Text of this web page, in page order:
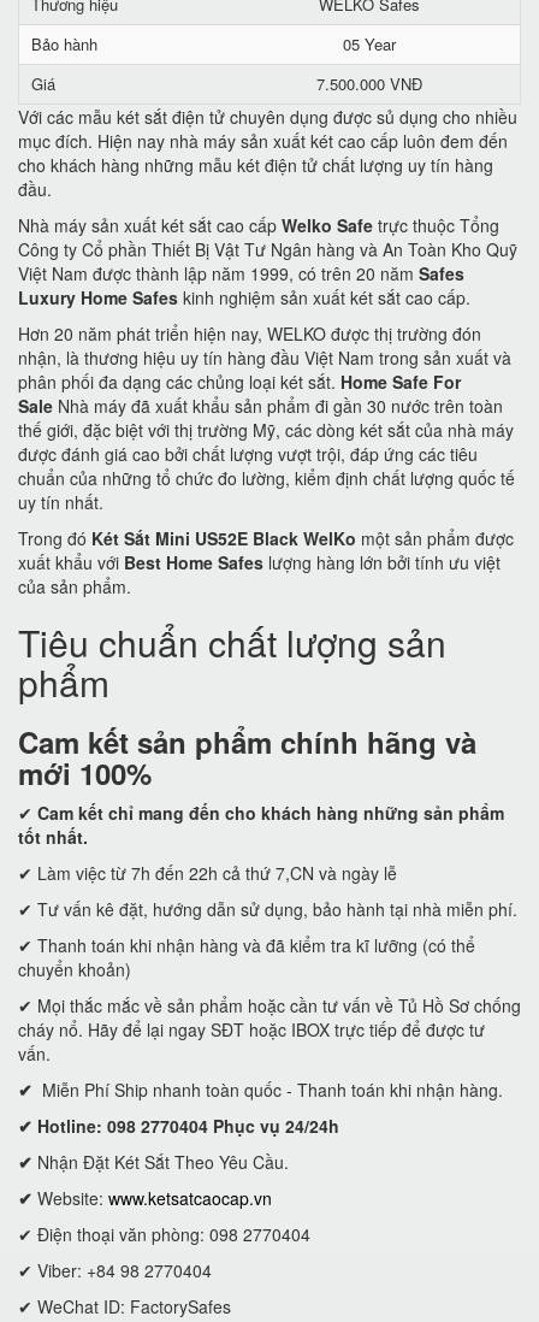
Bảo hành
05 Year
Giá
7.500.000 VNĐ
Với các mẫu két sắt điện tử chuyên dụng được sủ dụng cho nhiều
mục đích. Hiện nay nhà máy sản xuất két cao cấp luôn đem đến
cho khách hàng những mẫu két điện tử chất lượng uy tín hàng
đầu.
Nhà máy sản xuất két sắt cao cấp Welko Safe trực thuộc Tổng
Công ty Cổ phần Thiết Bị Vật Tư Ngân hàng và An Toàn Kho Quỹ
Việt Nam được thành lập năm 1999, có trên 20 năm Safes
Luxury Home Safes kinh nghiệm sản xuất két sắt cao cấp.
Hơn 20 năm phát triển hiện nay, WELKO được thị trường đón
nhận, là thương hiệu uy tín hàng đầu Việt Nam trong sản xuất và
phân phối đa dạng các chủng loại két sắt. Home Safe For
Sale Nhà máy đã xuất khẩu sản phẩm đi gần 30 nước trên toàn
thế giới, đặc biệt với thị trường Mỹ, các dòng két sắt của nhà máy
được đánh giá cao bởi chất lượng vượt trội, đáp ứng các tiêu
chuẩn của những tổ chức đo lường, kiểm định chất lượng quốc tế
uy tín nhất.
Trong đó Két Sắt Mini US52E Black WelKo một sản phẩm được
xuất khẩu với Best Home Safes lượng hàng lớn bởi tính ưu việt
của sản phẩm.
Tiêu chuẩn chất lượng sản
phẩm
Cam kết sản phẩm chính hãng và
mới 100%
✔ Cam kết chỉ mang đến cho khách hàng những sản phẩm
tốt nhất.
✔ Làm việc từ 7h đến 22h cả thứ 7,CN và ngày lễ
✔ Tư vấn kê đặt, hướng dẫn sử dụng, bảo hành tại nhà miễn phí.
✔ Thanh toán khi nhận hàng và đã kiểm tra kĩ lưỡng (có thể
chuyển khoản)
✔ Mọi thắc mắc về sản phẩm hoặc cần tư vấn về Tủ Hồ Sơ chống
cháy nổ. Hãy để lại ngay SĐT hoặc IBOX trực tiếp để được tư
vấn.
✔ Miễn Phí Ship nhanh toàn quốc - Thanh toán khi nhận hàng.
✔ Hotline: 098 2770404 Phục vụ 24/24h
✔ Nhận Đặt Két Sắt Theo Yêu Cầu.
✔ Website: www.ketsatcaocap.vn
✔ Điện thoại văn phòng: 098 2770404
✔ Viber: +84 98 2770404
✔ WeChat ID: FactorySafes